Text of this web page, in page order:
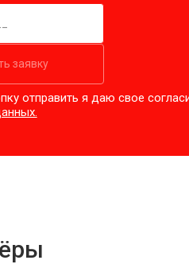
заявку
отправить я даю свое